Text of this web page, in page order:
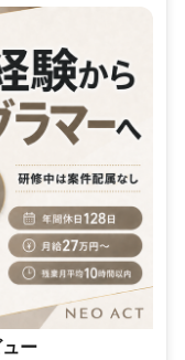
ー